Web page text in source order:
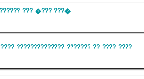
??? �??? ???�
?????????????? ??????? ?? ???? ????